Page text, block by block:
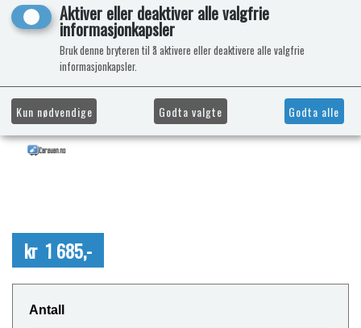
kr 1 685,-
Antall
Aktiver eller deaktiver alle valgfrie
informasjonkapsler
Bruk denne bryteren til å aktivere eller deaktivere alle valgfrie
informasjonkapsler.
Kun nødvendige Godta valgte Godta alle